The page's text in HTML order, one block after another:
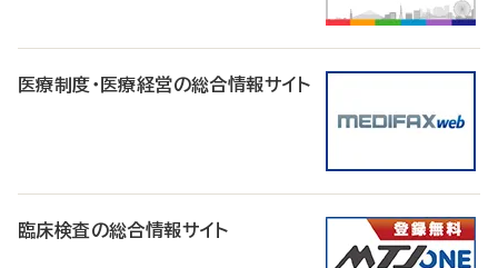
医療制度・医療経営の総合情報サイト
臨床検査の総合情報サイト